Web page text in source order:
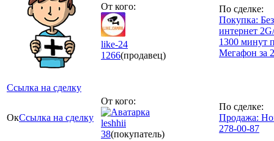
Ссылка на сделку
От кого:
like-24
1266(продавец)
По сделке:
Покупка:
интернет
1300 минут
Мегафон за
ОкСсылка на сделку
От кого:
leshhii
38(покупатель)
По сделке:
Продажа:
278-00-87